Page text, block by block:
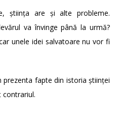
știința are și alte probleme.
va învinge până la urmă?
unele idei salvatoare nu vor fi
fapte din istoria științei
contrariul.